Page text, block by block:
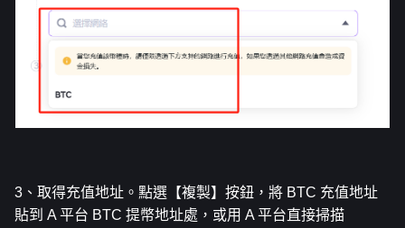
3、取得充值地址。點選【複製】按鈕，將 BTC 充值地址
貼到 A 平台 BTC 提幣地址處，或用 A 平台直接掃描